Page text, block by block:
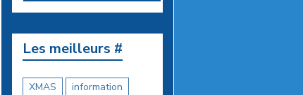
Les meilleurs #
XMAS
information